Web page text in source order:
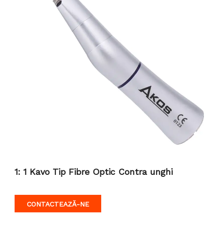
1: 1 Kavo Tip Fibre Optic Contra unghi
CONTACTEAZĂ-NE